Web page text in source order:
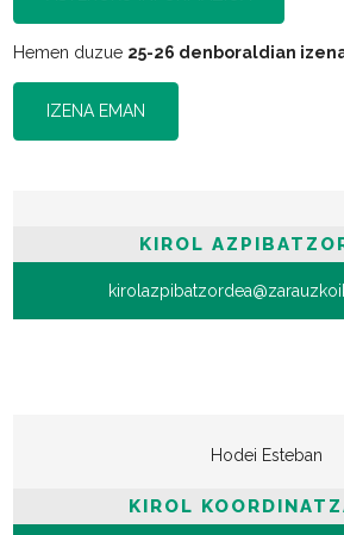
Hemen duzue 25-26 denboraldian
IZENA EMAN
KIROL
Hodei Esteban
KIROL